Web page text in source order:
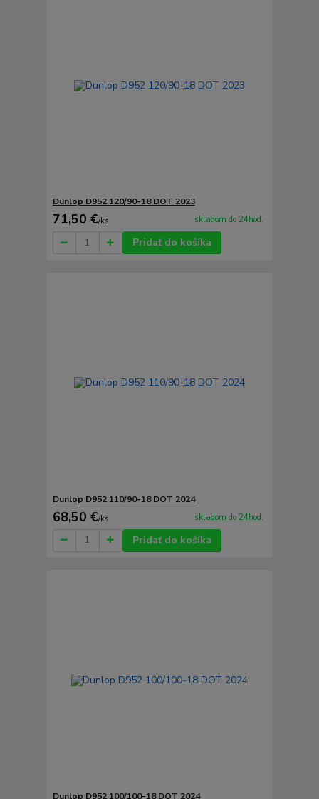
Dunlop D952 120/90-18 DOT 2023
71,50 €/ks skladom do 24hod.
Pridať do košíka
Dunlop D952 110/90-18 DOT 2024
68,50 €/ks skladom do 24hod.
Pridať do košíka
Dunlop D952 100/100-18 DOT 2024